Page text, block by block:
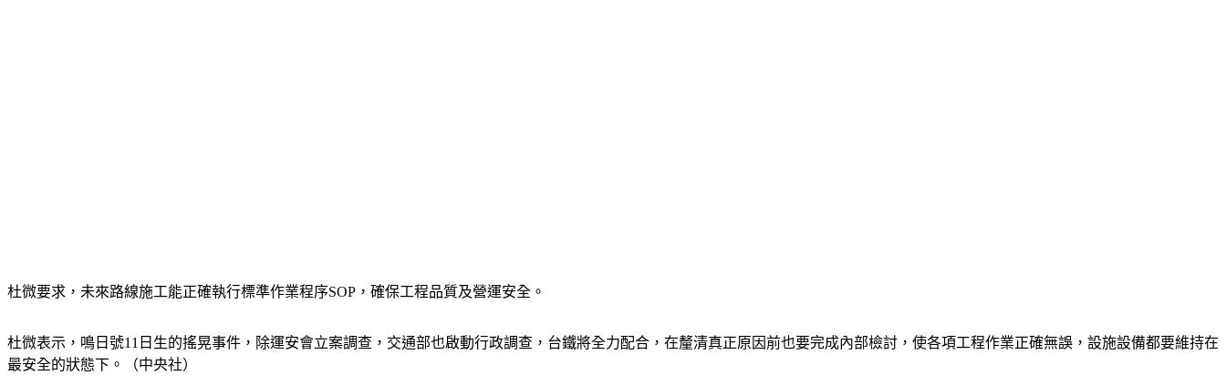
杜微要求，未來路線施工能正確執行標準作業程序SOP，確保工程品質及營運安全。
杜微表示，鳴日號11日生的搖晃事件，除運安會立案調查，交通部也啟動行政調查，台鐵將全力配合，在釐清真正原因前也要完成內部檢討，使各項工程作業正確無誤，設施設備都要維持在
最安全的狀態下。（中央社）